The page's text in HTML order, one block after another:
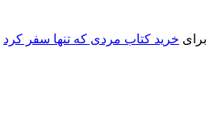
برای خرید کتاب مردی که تنها سفر کرد